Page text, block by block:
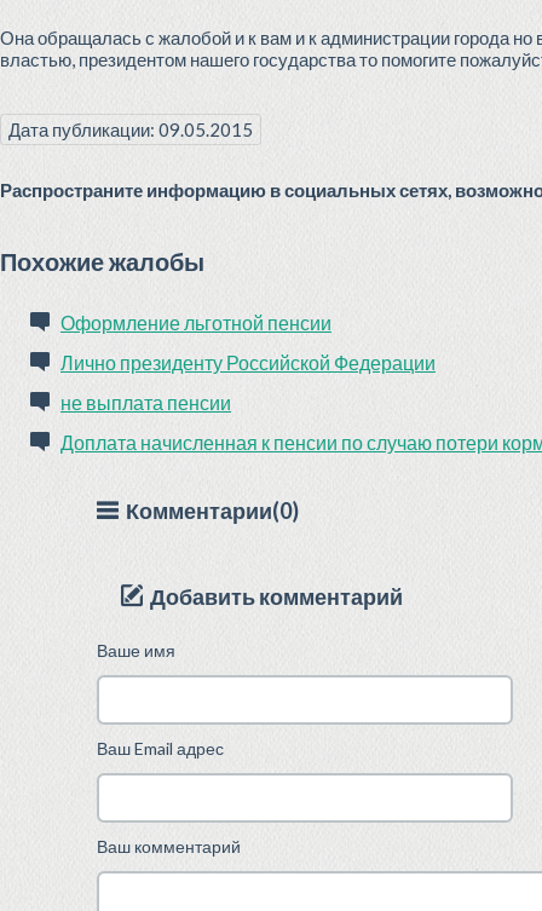
Она обращалась с жалобой и к вам и к администрации города
властью, президентом нашего государства то помогите
Дата публикации: 09.05.2015
Распространите информацию в социальных сетях,
Похожие жалобы
Оформление льготной пенсии
Лично президенту Российской Федерации
не выплата пенсии
Доплата начисленная к пенсии по случаю потери
Комментарии(0)
Добавить комментарий
Ваше имя
Ваш Email адрес
Ваш комментарий